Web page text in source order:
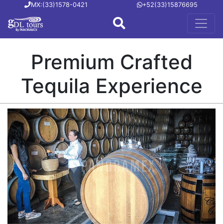
MX:(33)1578-0421 +52(33)15876695
Premium Crafted
Tequila Experience